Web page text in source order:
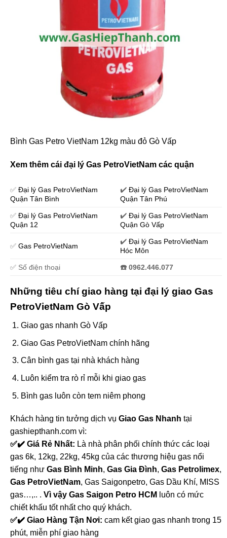
Bình Gas Petro VietNam 12kg màu đỏ Gò Vấp
Xem thêm cái đại lý Gas PetroVietNam các quận
✅ Đại lý Gas PetroVietNam
Quận Tân Bình
✔️Đại lý Gas PetroVietNam
Quận Tân Phú
✅ Đại lý Gas PetroVietNam
Quận 12
✔️Đại lý Gas PetroVietNam
Quận Gò Vấp
✅ Gas PetroVietNam
✔️Đại lý Gas PetroVietNam
Hóc Môn
✅ Số điện thoại ☎️ 0962.446.077
Những tiêu chí giao hàng tại đại lý giao Gas
PetroVietNam Gò Vấp
Giao gas nhanh Gò Vấp
Giao Gas PetroVietNam chính hãng
Cân bình gas tại nhà khách hàng
Luôn kiểm tra rò rỉ mỗi khi giao gas
Bình gas luôn còn tem niêm phong
Khách hàng tin tưởng dịch vụ Giao Gas Nhanh tại
gashiepthanh.com vì:
✅✔️ Giá Rẻ Nhất: Là nhà phân phối chính thức các loại
gas 6k, 12kg, 22kg, 45kg của các thương hiệu gas nổi
tiếng như Gas Bình Minh, Gas Gia Đình, Gas Petrolimex,
Gas PetroVietNam, Gas Saigonpetro, Gas Dầu Khí, MISS
gas…,.. . Vì vậy Gas Saigon Petro HCM
luôn có mức
chiết khấu tốt nhất cho quý khách.
✅✔️ Giao Hàng Tận Nơi: cam kết giao gas nhanh trong 15
phút, miễn phí giao hàng